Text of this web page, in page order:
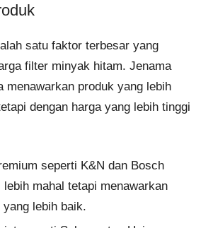
satu faktor terbesar yang
filter minyak hitam. Jenama
menawarkan produk yang lebih
dengan harga yang lebih tinggi
seperti K&N dan Bosch
mahal tetapi menawarkan
yang lebih baik.